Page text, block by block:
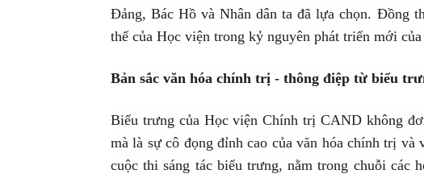
Đảng, Bác Hồ và Nhân dân ta đã lựa chọn. Đồng
thế của Học viện trong kỷ nguyên phát triển mới của
Bản sắc văn hóa chính trị - thông điệp từ biểu
Biểu trưng của Học viện Chính trị CAND không
mà là sự cô đọng đỉnh cao của văn hóa chính trị
cuộc thi sáng tác biểu trưng, nằm trong chuỗi các